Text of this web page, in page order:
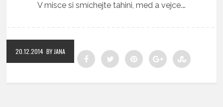
V misce si smíchejte tahini, med a vejce.…
20.12.2014 BY JANA